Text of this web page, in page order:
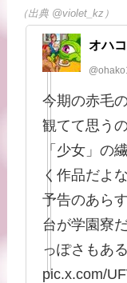
（出典 @violet_kz）
オハコ
今期の赤毛
観てて思う
「少女」の
く作品だよ
予告のあら
台が学園寮
っぽさもあ
pic.x.com/